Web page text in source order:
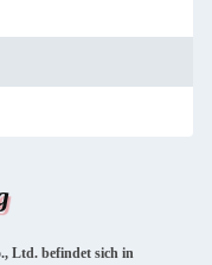
Ltd. befindet sich in